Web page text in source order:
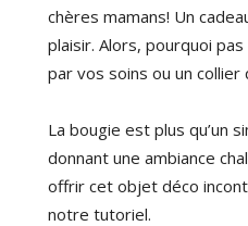
chères mamans! Un
plaisir. Alors, pourquoi
par vos soins ou un
La bougie est plus qu’un
donnant une ambiance
offrir cet objet déco
notre tutoriel.